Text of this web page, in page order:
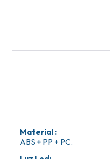
Material :
ABS + PP + PC.